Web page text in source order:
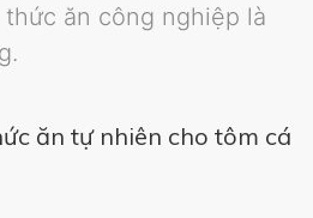
ăn công nghiệp là
ăn tự nhiên cho tôm cá